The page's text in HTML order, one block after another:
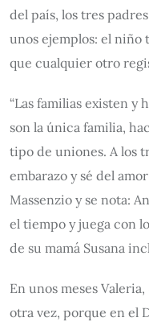
del país, los tres
unos ejemplos: el niño
que cualquier otro
“Las familias existen y
son la única familia,
tipo de uniones. A los
embarazo y sé del
Massenzio y se nota:
el tiempo y juega con
de su mamá Susana
En unos meses
otra vez, porque en el